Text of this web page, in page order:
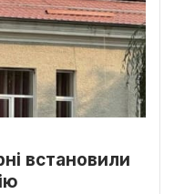
встановили